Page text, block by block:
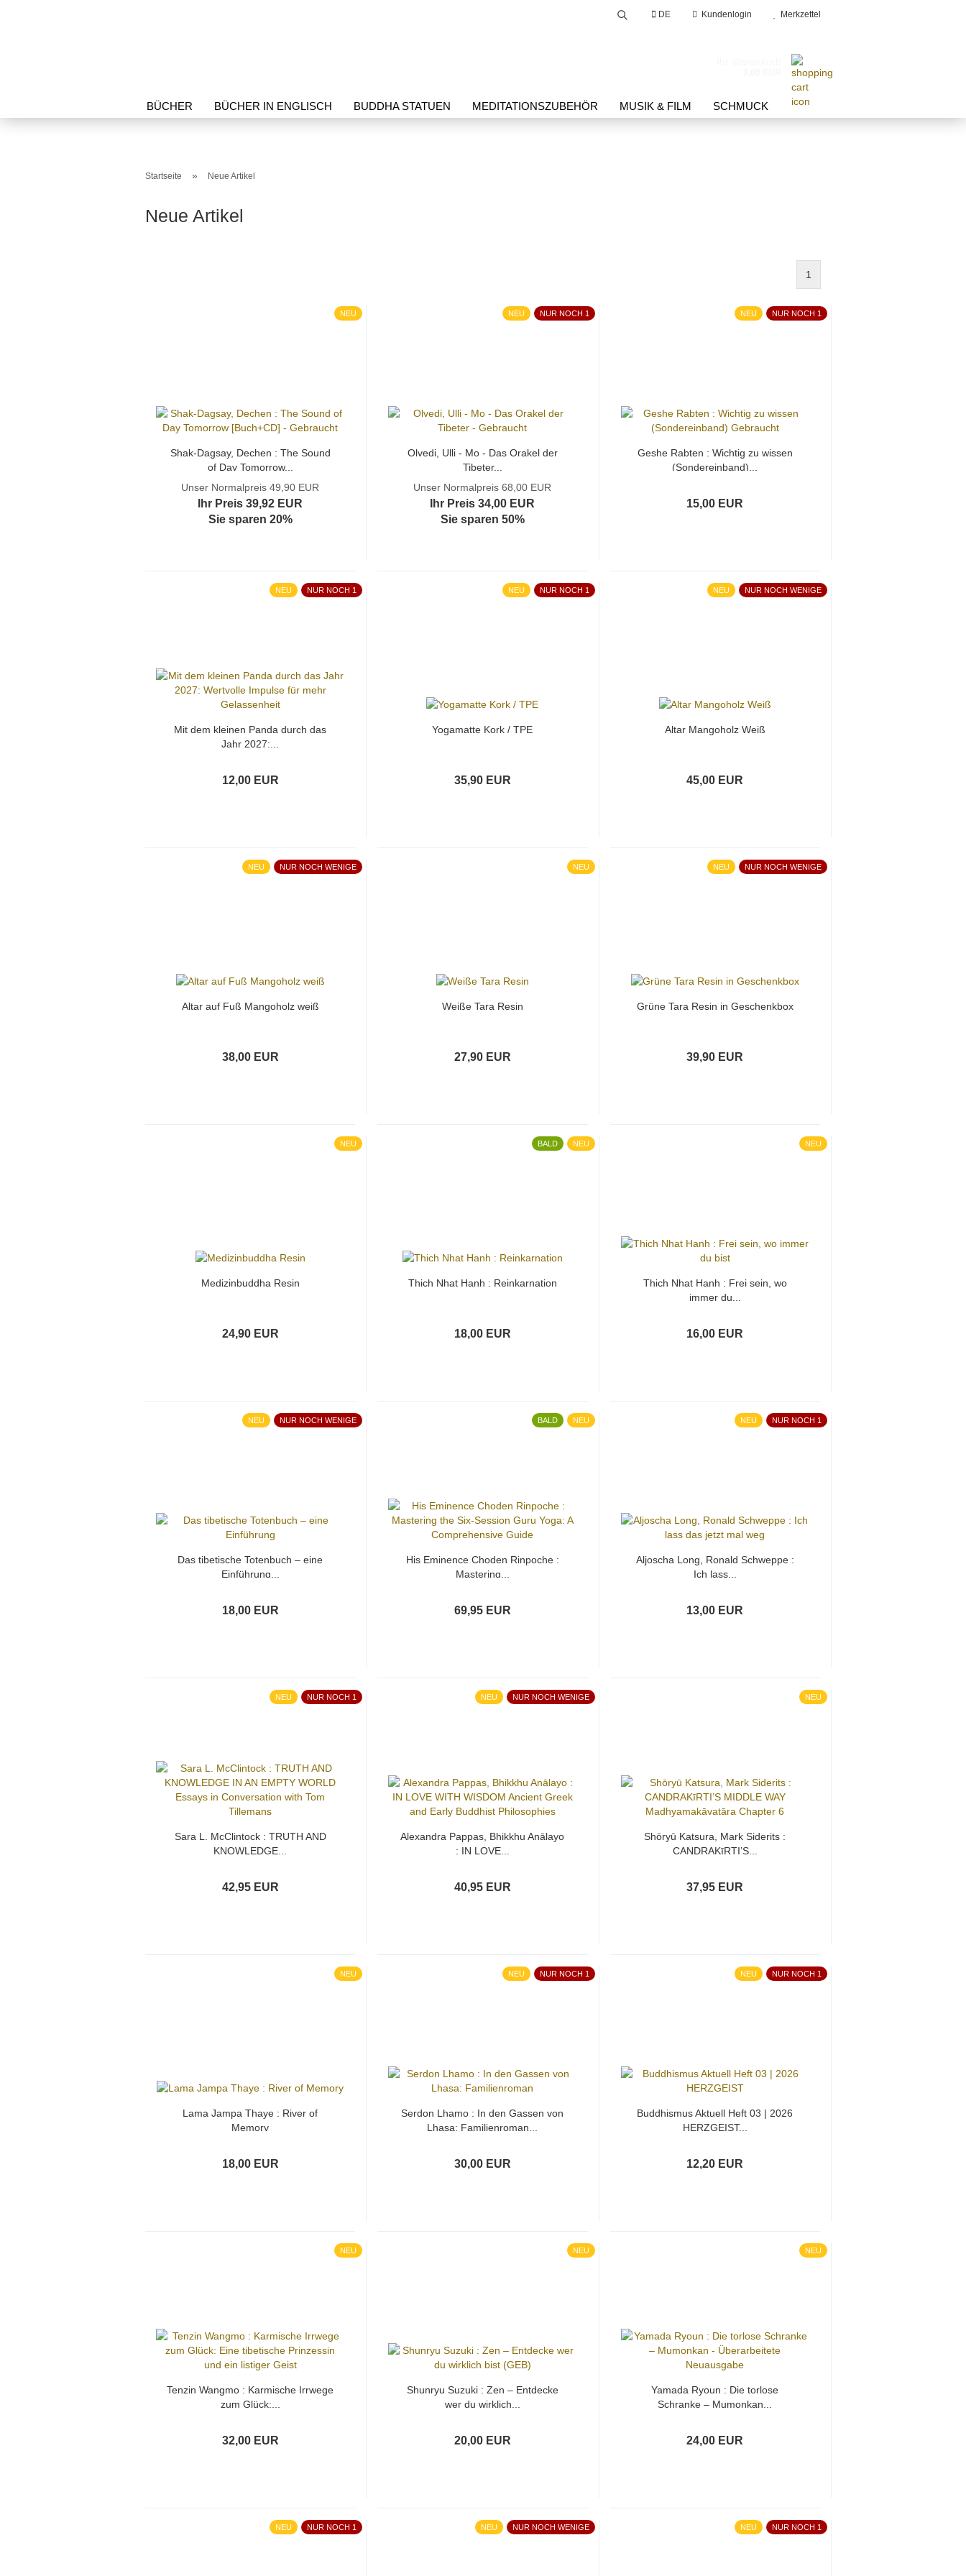
DE Kundenlogin Merkzettel
BÜCHER BÜCHER IN ENGLISCH BUDDHA STATUEN MEDITATIONSZUBEHÖR MUSIK & FILM SCHMUCK
Startseite » Neue Artikel
Neue Artikel
1
NEU
Shak-Dagsay, Dechen : The Sound
of Day Tomorrow...
Unser Normalpreis 49,90 EUR
Ihr Preis 39,92 EUR
Sie sparen 20%
NEU NUR NOCH 1
Olvedi, Ulli - Mo - Das Orakel der
Tibeter...
Unser Normalpreis 68,00 EUR
Ihr Preis 34,00 EUR
Sie sparen 50%
NEU NUR NOCH 1
Geshe Rabten : Wichtig zu wissen
(Sondereinband)...
15,00 EUR
NEU NUR NOCH 1
Mit dem kleinen Panda durch das
Jahr 2027:...
12,00 EUR
NEU NUR NOCH 1
Yogamatte Kork / TPE
35,90 EUR
NEU NUR NOCH WENIGE
Altar Mangoholz Weiß
45,00 EUR
NEU NUR NOCH WENIGE
Altar auf Fuß Mangoholz weiß
38,00 EUR
NEU
Weiße Tara Resin
27,90 EUR
NEU NUR NOCH WENIGE
Grüne Tara Resin in Geschenkbox
39,90 EUR
NEU
Medizinbuddha Resin
24,90 EUR
BALD NEU
Thich Nhat Hanh : Reinkarnation
18,00 EUR
NEU
Thich Nhat Hanh : Frei sein, wo
immer du...
16,00 EUR
NEU NUR NOCH WENIGE
Das tibetische Totenbuch – eine
Einführung...
18,00 EUR
BALD NEU
His Eminence Choden Rinpoche :
Mastering...
69,95 EUR
NEU NUR NOCH 1
Aljoscha Long, Ronald Schweppe :
Ich lass...
13,00 EUR
NEU NUR NOCH 1
Sara L. McClintock : TRUTH AND
KNOWLEDGE...
42,95 EUR
NEU NUR NOCH WENIGE
Alexandra Pappas, Bhikkhu Anālayo
: IN LOVE...
40,95 EUR
NEU
Shōryū Katsura, Mark Siderits :
CANDRAKīRTI’S...
37,95 EUR
NEU
Lama Jampa Thaye : River of
Memory
18,00 EUR
NEU NUR NOCH 1
Serdon Lhamo : In den Gassen von
Lhasa: Familienroman...
30,00 EUR
NEU NUR NOCH 1
Buddhismus Aktuell Heft 03 | 2026
HERZGEIST...
12,20 EUR
NEU
Tenzin Wangmo : Karmische Irrwege
zum Glück:...
32,00 EUR
NEU
Shunryu Suzuki : Zen – Entdecke
wer du wirklich...
20,00 EUR
NEU
Yamada Ryoun : Die torlose
Schranke – Mumonkan...
24,00 EUR
NEU NUR NOCH 1 NEU NUR NOCH WENIGE NEU NUR NOCH 1